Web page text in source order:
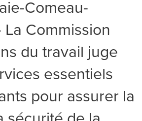
Comeau-
Commission
du travail juge
essentiels
pour assurer la